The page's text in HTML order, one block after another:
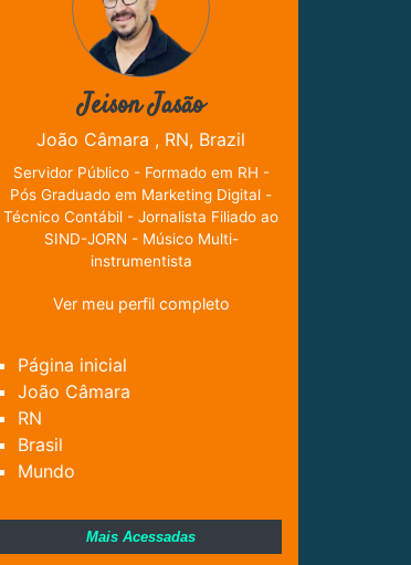
Jeison Jasão
João Câmara , RN, Brazil
Servidor Público - Formado em RH -
Pós Graduado em Marketing Digital -
Técnico Contábil - Jornalista Filiado ao
SIND-JORN - Músico Multi-
instrumentista
Ver meu perfil completo
Página inicial
João Câmara
RN
Brasil
Mundo
Mais Acessadas